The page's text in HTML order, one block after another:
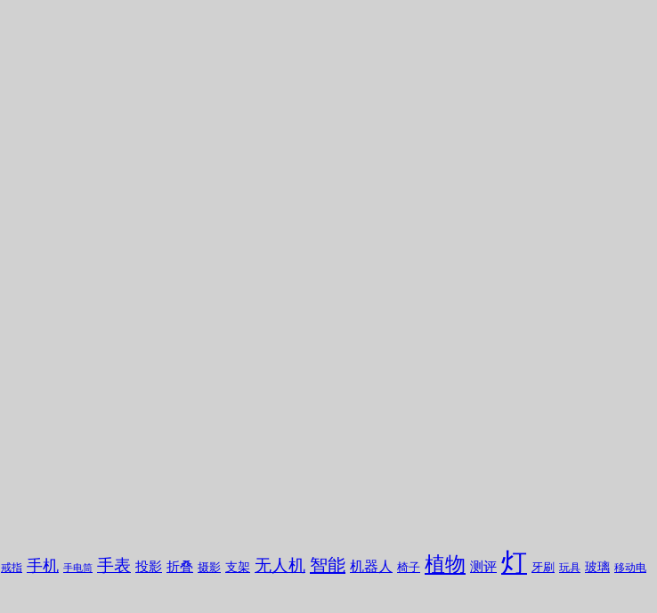
戒指 手机 手电筒 手表 投影 折叠 摄影 支架 无人机 智能 机器人 椅子 植物 测评 灯 牙刷 玩具 玻璃 移动电